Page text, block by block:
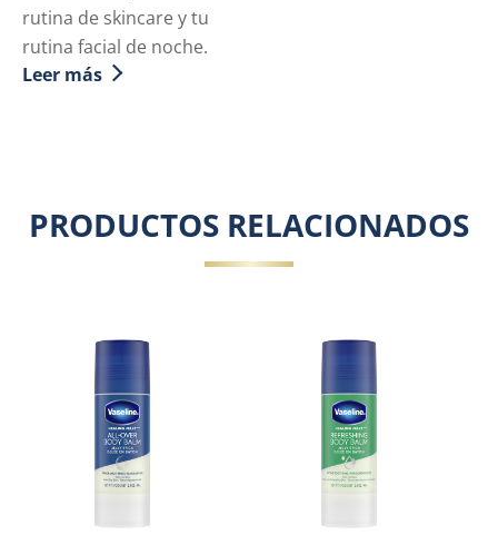
rutina de skincare y tu
rutina facial de noche.
Discover more about Slugging: skincare y rutina
Leer más
PRODUCTOS RELACIONADOS